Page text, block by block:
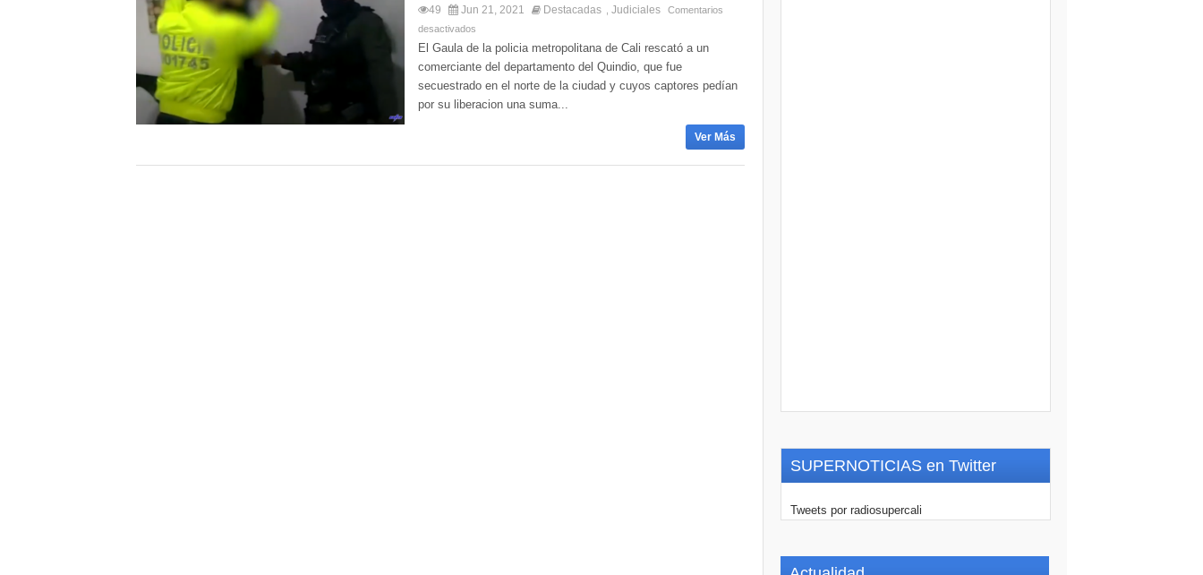
49 Jun 21, 2021 Destacadas Judiciales
Comentarios
desactivados
El Gaula de la policia metropolitana de Cali rescató a un
comerciante del departamento del Quindio, que fue
secuestrado en el norte de la ciudad y cuyos captores pedían
por su liberacion una suma...
Ver Más
SUPERNOTICIAS en Twitter
Tweets por radiosupercali